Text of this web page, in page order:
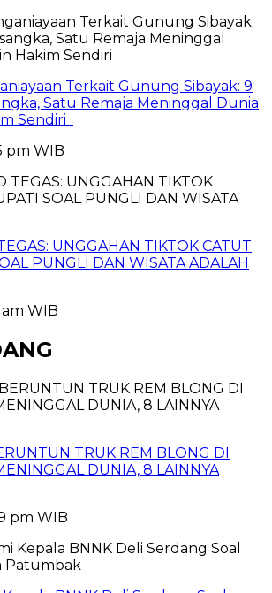
Terkait Gunung Sibayak: 9
Satu Remaja Meninggal Dunia
Sendiri
pm WIB
UNGGAHAN TIKTOK CATUT
PUNGLI DAN WISATA ADALAH
WIB
TRUK REM BLONG DI
DUNIA, 8 LAINNYA
pm WIB